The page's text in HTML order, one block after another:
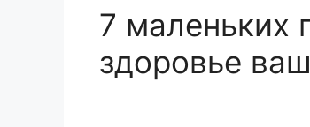
7 маленьких
здоровье